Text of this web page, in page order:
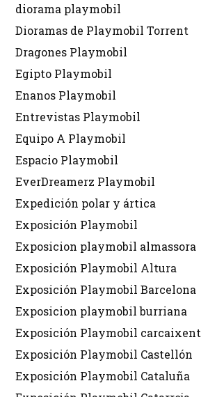
diorama playmobil
Dioramas de Playmobil Torrent
Dragones Playmobil
Egipto Playmobil
Enanos Playmobil
Entrevistas Playmobil
Equipo A Playmobil
Espacio Playmobil
EverDreamerz Playmobil
Expedición polar y ártica
Exposición Playmobil
Exposicion playmobil almassora
Exposición Playmobil Altura
Exposición Playmobil Barcelona
Exposicion playmobil burriana
Exposición Playmobil carcaixent
Exposición Playmobil Castellón
Exposición Playmobil Cataluña